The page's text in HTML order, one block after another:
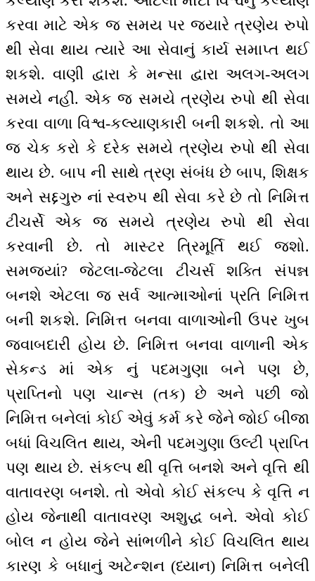
કરવા માટે એક જ સમય પર જ્યારે ત્રણેય રુપો
થી સેવા થાય ત્યારે આ સેવાનું કાર્ય સમાપ્ત થઈ
શકશે. વાણી દ્વારા કે મન્સા દ્વારા અલગ-અલગ
સમયે નહીં. એક જ સમયે ત્રણેય રુપો થી સેવા
કરવા વાળા વિશ્વ-કલ્યાણકારી બની શકશે. તો આ
જ ચેક કરો કે દરેક સમયે ત્રણેય રુપો થી સેવા
થાય છે. બાપ ની સાથે ત્રણ સંબંધ છે બાપ, શિક્ષક
અને સદ્દગુરુ નાં સ્વરુપ થી સેવા કરે છે તો નિમિત્ત
ટીચર્સે એક જ સમયે ત્રણેય રુપો થી સેવા
કરવાની છે. તો માસ્ટર ત્રિમૂર્તિ થઈ જશો.
સમજ્યાં? જેટલા-જેટલા ટીચર્સ શક્તિ સંપન્ન
બનશે એટલા જ સર્વ આત્માઓનાં પ્રતિ નિમિત્ત
બની શકશે. નિમિત્ત બનવા વાળાઓની ઉપર ખુબ
જવાબદારી હોય છે. નિમિત્ત બનવા વાળાની એક
સેકન્ડ માં એક નું પદમગુણા બને પણ છે,
પ્રાપ્તિનો પણ ચાન્સ (તક) છે અને પછી જો
નિમિત્ત બનેલાં કોઈ એવું કર્મ કરે જેને જોઈ બીજા
બધાં વિચલિત થાય, એની પદમગુણા ઉલ્ટી પ્રાપ્તિ
પણ થાય છે. સંકલ્પ થી વૃત્તિ બનશે અને વૃત્તિ થી
વાતાવરણ બનશે. તો એવો કોઈ સંકલ્પ કે વૃત્તિ ન
હોય જેનાથી વાતાવરણ અશુદ્ધ બને. એવો કોઈ
બોલ ન હોય જેને સાંભળીને કોઈ વિચલિત થાય
કારણ કે બધાનું અટેન્શન (ધ્યાન) નિમિત્ત બનેલી